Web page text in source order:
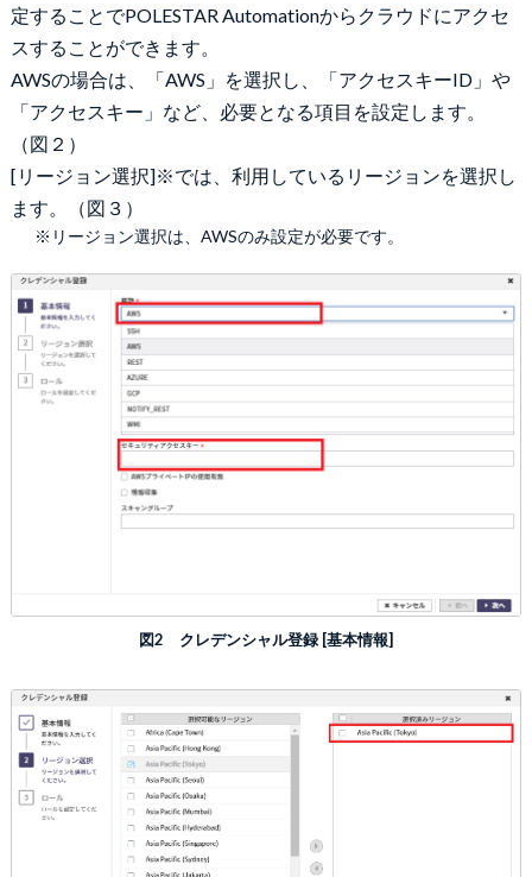
定することでPOLESTAR Automationからクラウドにアクセ
スすることができます。
AWSの場合は、「AWS」を選択し、「アクセスキーID」や
「アクセスキー」など、必要となる項目を設定します。
（図２）
[リージョン選択]※では、利用しているリージョンを選択し
ます。（図３）
※リージョン選択は、AWSのみ設定が必要です。
図2 クレデンシャル登録 [基本情報]